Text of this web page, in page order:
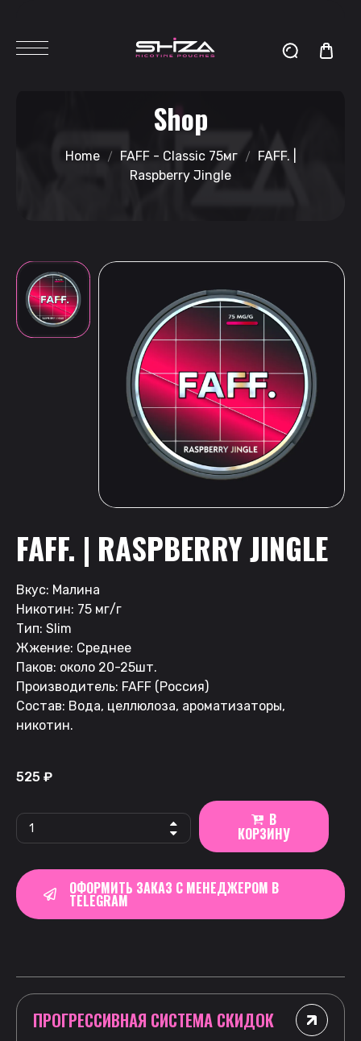
Shop
Home FAFF - Classic 75мг
FAFF. |
Raspberry Jingle
FAFF. | RASPBERRY JINGLE
Вкус: Малина
Никотин: 75 мг/г
Тип: Slim
Жжение: Среднее
Паков: около 20-25шт.
Производитель: FAFF (Россия)
Состав: Вода, целлюлоза, ароматизаторы,
никотин.
525 ₽
В
КОРЗИНУ
ОФОРМИТЬ ЗАКАЗ С МЕНЕДЖЕРОМ В
TELEGRAM
ПРОГРЕССИВНАЯ СИСТЕМА СКИДОК